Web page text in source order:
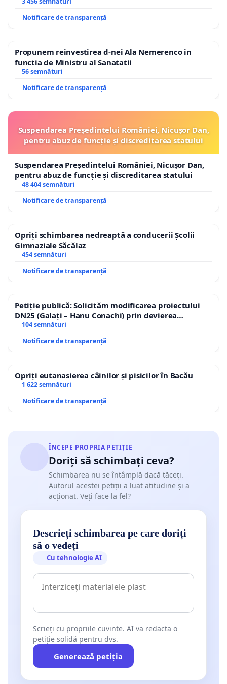
Notificare de transparență
Propunem reinvestirea d-nei Ala Nemerenco in
functia de Ministru al Sanatatii
56 semnături
Notificare de transparență
Suspendarea Președintelui României, Nicușor Dan,
pentru abuz de funcție și discreditarea statului
Suspendarea Președintelui României, Nicușor Dan,
pentru abuz de funcție și discreditarea statului
48 404 semnături
Notificare de transparență
Opriți schimbarea nedreaptă a conducerii Școlii
Gimnaziale Săcălaz
454 semnături
Notificare de transparență
Petiție publică: Solicităm modificarea proiectului
DN25 (Galați – Hanu Conachi) prin devierea
traseului în afara localităților!
104 semnături
Notificare de transparență
Opriți eutanasierea câinilor și pisicilor în Bacău
1 622 semnături
Notificare de transparență
ÎNCEPE PROPRIA PETIȚIE
Doriți să schimbați ceva?
Schimbarea nu se întâmplă dacă tăceți.
Autorul acestei petiții a luat atitudine și a
acționat. Veți face la fel?
Descrieți schimbarea pe care doriți
să o vedeți
Cu tehnologie AI
Scrieți cu propriile cuvinte. AI va redacta o
petiție solidă pentru dvs.
Generează petiția